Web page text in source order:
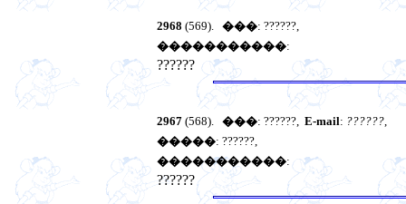
2968 (569). ���: ??????,
�����������:
??????
2967 (568). ���: ??????, E-mail: ??????,
�����: ??????,
�����������:
??????